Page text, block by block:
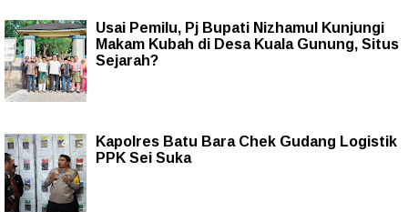
Usai Pemilu, Pj Bupati Nizhamul Kunjungi
Makam Kubah di Desa Kuala Gunung, Situs
Sejarah?
Kapolres Batu Bara Chek Gudang Logistik
PPK Sei Suka